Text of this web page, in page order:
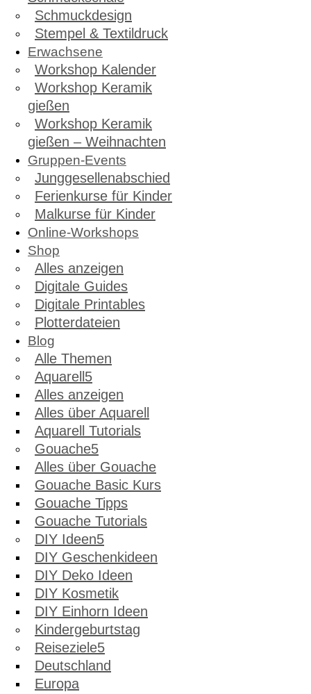
Schmuckdesign
Stempel & Textildruck
Erwachsene
Workshop Kalender
Workshop Keramik
gießen
Workshop Keramik
gießen – Weihnachten
Gruppen-Events
Junggesellenabschied
Ferienkurse für Kinder
Malkurse für Kinder
Online-Workshops
Shop
Alles anzeigen
Digitale Guides
Digitale Printables
Plotterdateien
Blog
Alle Themen
Aquarell
Alles anzeigen
Alles über Aquarell
Aquarell Tutorials
Gouache
Alles über Gouache
Gouache Basic Kurs
Gouache Tipps
Gouache Tutorials
DIY Ideen
DIY Geschenkideen
DIY Deko Ideen
DIY Kosmetik
DIY Einhorn Ideen
Kindergeburtstag
Reiseziele
Deutschland
Europa